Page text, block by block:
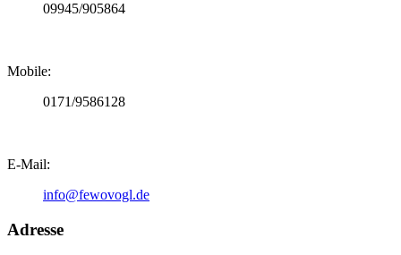
09945/905864
Mobile:
0171/9586128
E-Mail:
info@fewovogl.de
Adresse